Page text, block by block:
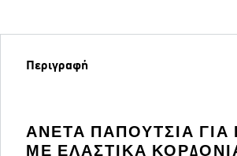
Περιγραφή
ΆΝΕΤΑ ΠΑΠΟΎΤΣΙΑ ΓΙΑ
ΜΕ ΕΛΑΣΤΙΚΆ